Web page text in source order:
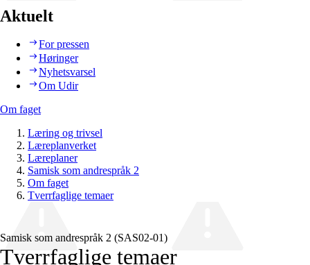
Aktuelt
For pressen
Høringer
Nyhetsvarsel
Om Udir
Om faget
Læring og trivsel
Læreplanverket
Læreplaner
Samisk som andrespråk 2
Om faget
Tverrfaglige temaer
Samisk som andrespråk 2 (SAS02‑01)
Tverrfaglige temaer